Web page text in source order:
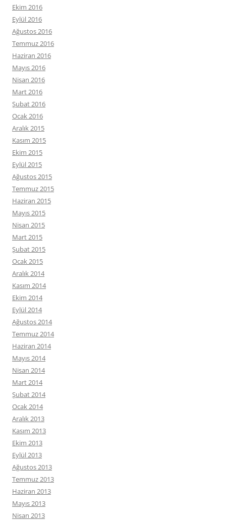
Ekim 2016
Eylül 2016
Ağustos 2016
Temmuz 2016
Haziran 2016
Mayıs 2016
Nisan 2016
Mart 2016
Şubat 2016
Ocak 2016
Aralık 2015
Kasım 2015
Ekim 2015
Eylül 2015
Ağustos 2015
Temmuz 2015
Haziran 2015
Mayıs 2015
Nisan 2015
Mart 2015
Şubat 2015
Ocak 2015
Aralık 2014
Kasım 2014
Ekim 2014
Eylül 2014
Ağustos 2014
Temmuz 2014
Haziran 2014
Mayıs 2014
Nisan 2014
Mart 2014
Şubat 2014
Ocak 2014
Aralık 2013
Kasım 2013
Ekim 2013
Eylül 2013
Ağustos 2013
Temmuz 2013
Haziran 2013
Mayıs 2013
Nisan 2013